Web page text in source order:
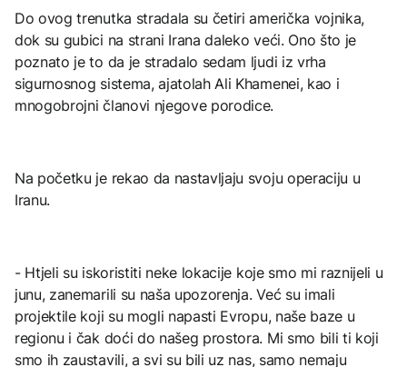
Ruska vakcina protiv
melanoma: Prvi pacijent
uskoro završava terapiju
Do ovog trenutka stradala su četiri američka vojnika,
dok su gubici na strani Irana daleko veći. Ono što je
poznato je to da je stradalo sedam ljudi iz vrha
sigurnosnog sistema, ajatolah Ali Khamenei, kao i
mnogobrojni članovi njegove porodice.
Na početku je rekao da nastavljaju svoju operaciju u
Iranu.
- Htjeli su iskoristiti neke lokacije koje smo mi raznijeli u
junu, zanemarili su naša upozorenja. Već su imali
projektile koji su mogli napasti Evropu, naše baze u
regionu i čak doći do našeg prostora. Mi smo bili ti koji
smo ih zaustavili, a svi su bili uz nas, samo nemaju